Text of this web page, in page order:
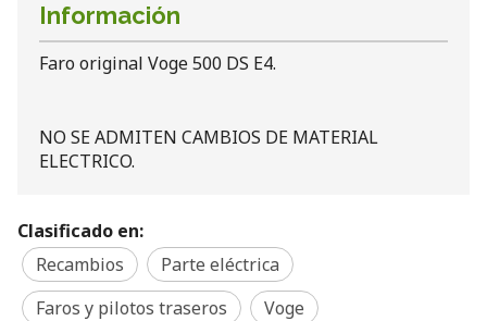
Información
Faro original Voge 500 DS E4.
NO SE ADMITEN CAMBIOS DE MATERIAL
ELECTRICO.
Clasificado en:
Recambios
Parte eléctrica
Faros y pilotos traseros
Voge